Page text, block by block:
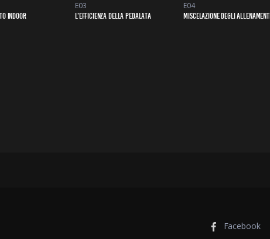
INDOOR
E03
L’EFFICIENZA DELLA PEDALATA
E04
MISCELAZIONE DEGLI ALLENAMENTI
Facebook